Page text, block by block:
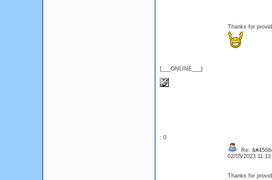
{___ONLINE___}
Thanks for
: 0
Re:
02/05/2023
Thanks for